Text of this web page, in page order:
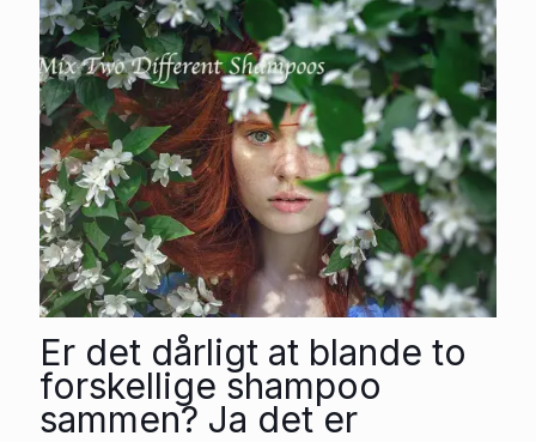
Er det dårligt at blande to
forskellige shampoo
sammen? Ja det er